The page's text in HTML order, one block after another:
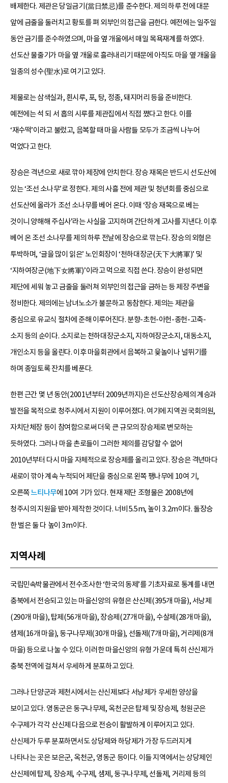
배제한다. 제관은 당일금기(當日禁忌)를 준수한다. 제의 하루 전에 대문
앞에 금줄을 둘러치고 황토를 펴 외부인의 접근을 금한다. 예전에는 일주일
동안 금기를 준수하였으며, 마을 옆 개울에서 매일 목욕재계를 하였다.
선도산 물줄기가 마을 옆 개울로 흘러내리기 때문에 아직도 마을 옆 개울을
일종의 성수(聖水)로 여기고 있다.
제물로는 삼색실과, 흰시루, 포, 탕, 정종, 돼지머리 등을 준비한다.
예전에는 석 되 서 홉의 시루를 제관집에서 직접 쪘다고 한다. 이를
‘재수떡’이라고 불렀고, 음복할 때 마을 사람들 모두가 조금씩 나누어
먹었다고 한다.
장승은 격년으로 새로 깎아 제장에 안치한다. 장승 재목은 반드시 선도산에
있는 ‘조선 소나무’로 정한다. 제의 사흘 전에 제관 및 청년회를 중심으로
선도산에 올라가 조선 소나무를 베어 온다. 이때 ‘장승 재목으로 베는
것이니 양해해 주십사’라는 사실을 고지하며 간단하게 고사를 지낸다. 이후
베어 온 조선 소나무를 제의 하루 전날에 장승으로 깎는다. 장승의 외형은
투박하며, ‘글을 많이 읽은’ 노인회장이 ‘천하대장군(天下大將軍)’ 및
‘지하여장군(地下女將軍)’이라고 먹으로 직접 쓴다. 장승이 완성되면
제단에 세워 놓고 금줄을 둘러쳐 외부인의 접근을 금하는 등 제장 주변을
정비한다. 제의에는 남녀노소가 불문하고 동참한다. 제의는 제관을
중심으로 유교식 절차에 준해 이루어진다. 분향-초헌-아헌-종헌-고축-
소지 등의 순이다. 소지로는 천하대장군소지, 지하여장군소지, 대동소지,
개인소지 등을 올린다. 이후 마을회관에서 음복하고 윷놀이나 널뛰기를
하며 종일토록 잔치를 베푼다.
한편 근간 몇 년 동안(2001년부터 2009년까지)은 선도산장승제의 계승과
발전을 목적으로 청주시에서 지원이 이루어졌다. 여기에 지역권 국회의원,
자치단체장 등이 참여함으로써 더욱 큰 규모의 장승제로 변모하는
듯하였다. 그러나 마을 촌로들이 그러한 제의를 감당할 수 없어
2010년부터 다시 마을 자체적으로 장승제를 올리고 있다. 장승은 격년마다
새로이 깎아 계속 누적되어 제단을 중심으로 왼쪽 팽나무에 10여 기,
오른쪽느티나무에 10여 기가 있다. 현재 제단 조형물은 2008년에
청주시의 지원을 받아 제작한 것이다. 너비 5.5m, 높이 3.2m이다. 돌장승
한 벌은 둘 다 높이 3m이다.
지역사례
국립민속박물관에서 전수조사한 ‘한국의 동제’를 기초자료로 통계를 내면
충북에서 전승되고 있는 마을신앙의 유형은 산신제(395개 마을), 서낭제
(290개 마을), 탑제(56개 마을), 장승제(27개 마을), 수살제(28개 마을),
샘제(16개 마을), 둥구나무제(30개 마을), 선돌제(7개 마을), 거리제(8개
마을) 등으로 나눌 수 있다. 이러한 마을신앙의 유형 가운데 특히 산신제가
충북 전역에 걸쳐서 우세하게 분포하고 있다.
그러나 단양군과 제천시에서는 산신제보다 서낭제가 우세한 양상을
보이고 있다. 영동군은 둥구나무제, 옥천군은 탑제 및 장승제, 청원군은
수구제가 각각 산신제 다음으로 전승이 활발하게 이루어지고 있다.
산신제가 두루 분포하면서도 상당제와 하당제가 가장 두드러지게
나타나는 곳은 보은군, 옥천군, 영동군 등이다. 이들 지역에서는 상당제인
산신제에 탑제, 장승제, 수구제, 샘제, 둥구나무제, 선돌제, 거리제 등의